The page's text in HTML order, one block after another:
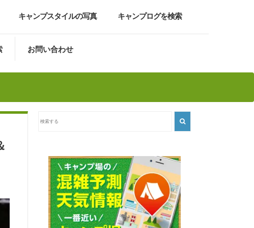
キャンプスタイルの写真 キャンプログを検索
お問い合わせ